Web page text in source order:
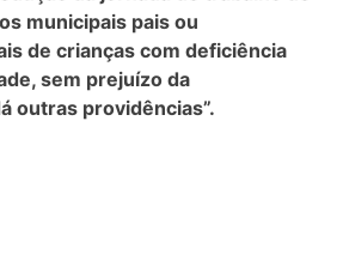
municipais pais ou
de crianças com deficiência
sem prejuízo da
outras providências”.